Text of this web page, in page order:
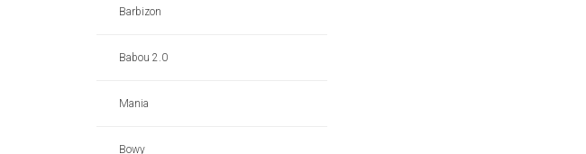
Barbizon
Babou 2.0
Mania
Bowy